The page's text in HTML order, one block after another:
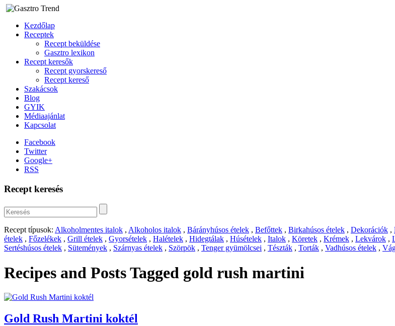
Kezdőlap
Receptek
Recept beküldése
Gasztro lexikon
Recept keresők
Recept gyorskereső
Recept kereső
Szakácsok
Blog
GYIK
Médiaajánlat
Kapcsolat
Facebook
Twitter
Google+
RSS
Recept keresés
Recept típusok: Alkoholmentes italok , Alkoholos italok , Bárányhúsos ételek , Befőttek , Birkahúsos ételek , Dekorációk ,
ételek , Főzelékek , Grill ételek , Gyorsételek , Halételek , Hidegtálak , Húsételek , Italok , Köretek , Krémek , Lekvárok ,
Sertéshúsos ételek , Sütemények , Szárnyas ételek , Szörpök , Tenger gyümölcsei , Tészták , Torták , Vadhúsos ételek ,
Recipes and Posts Tagged gold rush martini
Gold Rush Martini koktél